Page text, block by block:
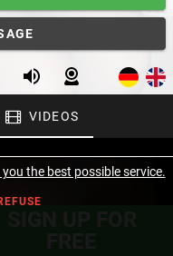
VIDEOS
the best possible service.